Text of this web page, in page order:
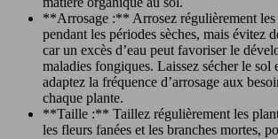
**Arrosage :** Arrosez régulièrement les
pendant les périodes sèches, mais évitez
car un excès d’eau peut favoriser le
maladies fongiques. Laissez sécher le sol
adaptez la fréquence d’arrosage aux
chaque plante.
**Taille :** Taillez régulièrement les
les fleurs fanées et les branches mortes,